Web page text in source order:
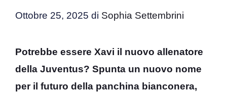
Ottobre 25, 2025 di Sophia Settembrini
Potrebbe essere Xavi il nuovo allenatore
della Juventus? Spunta un nuovo nome
per il futuro della panchina bianconera,